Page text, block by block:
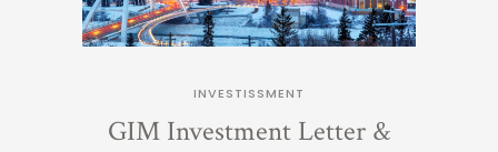
INVESTISSMENT
GIM Investment Letter &